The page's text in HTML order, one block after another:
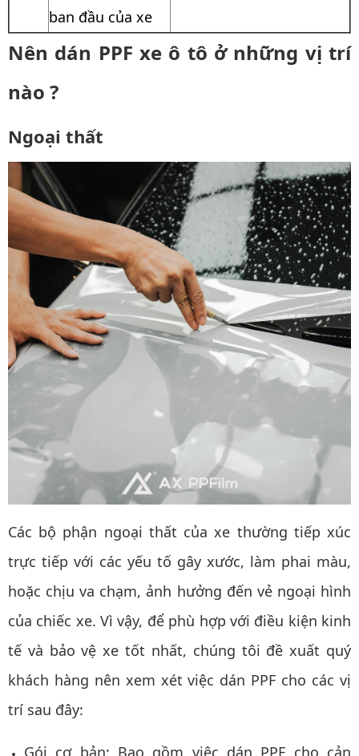
ban đầu của xe
Nên dán PPF xe ô tô ở những vị trí
nào ?
Ngoại thất
Các bộ phận ngoại thất của xe thường tiếp xúc
trực tiếp với các yếu tố gây xước, làm phai màu,
hoặc chịu va chạm, ảnh hưởng đến vẻ ngoại hình
của chiếc xe. Vì vậy, để phù hợp với điều kiện kinh
tế và bảo vệ xe tốt nhất, chúng tôi đề xuất quý
khách hàng nên xem xét việc dán PPF cho các vị
trí sau đây:
Gói cơ bản: Bao gồm việc dán PPF cho cản